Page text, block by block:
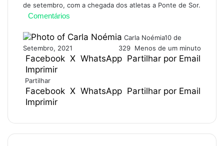
de setembro, com a chegada dos atletas a Ponte de Sor.
Comentários
Carla Noémia10 de
Setembro, 2021
329 Menos de um minuto
Facebook X WhatsApp Partilhar por Email
Imprimir
Partilhar
Facebook X WhatsApp Partilhar por Email
Imprimir